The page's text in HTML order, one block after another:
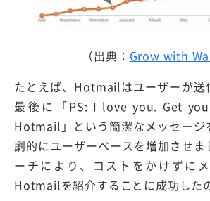
（出典： Grow with
たとえば、Hotmailはユーザーが送
最後に「PS: I love you. Get
Hotmail」という簡潔なメッセージ
劇的にユーザーベースを増加させま
ーチにより、コストをかけずに
Hotmailを紹介することに成功した